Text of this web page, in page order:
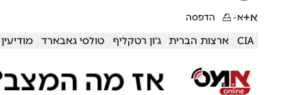
א+א- הדפסה
CIA ארצות הברית ג'ון רטקליף טולסי גאבארד